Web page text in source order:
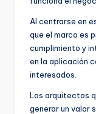
Al centrarse en
que el marco es
cumplimiento y
en la aplicación
interesados.
Los arquitectos
generar un valor